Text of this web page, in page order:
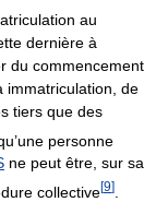
au
dernière à
du commencement
immatriculation, de
tiers que des
personne
ne peut être, sur sa
collective[9]